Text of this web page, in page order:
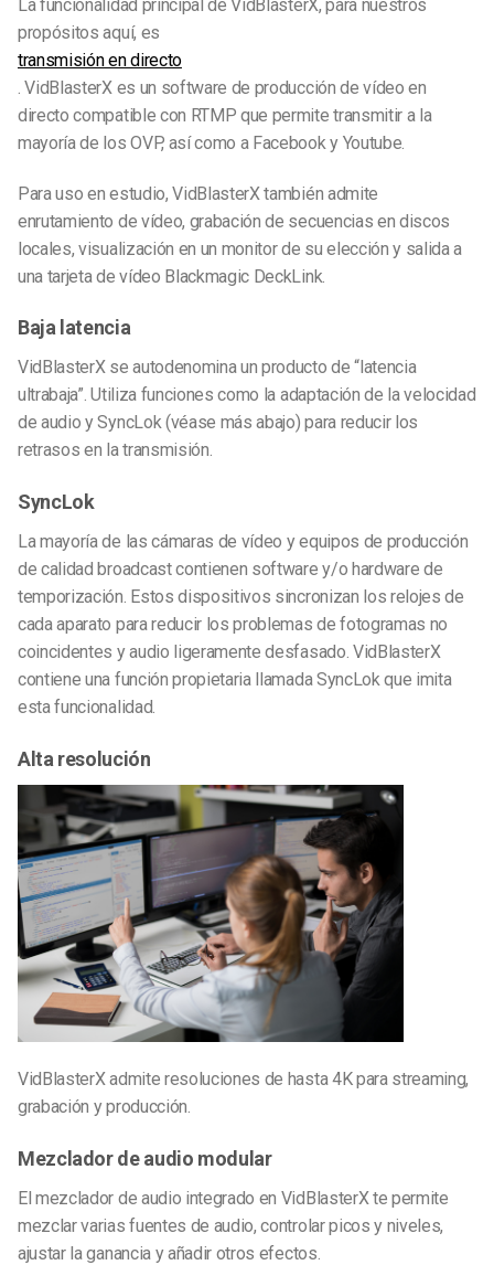
La funcionalidad principal de VidBlasterX, para nuestros
propósitos aquí, es
transmisión en directo
. VidBlasterX es un software de producción de vídeo en
directo compatible con RTMP que permite transmitir a la
mayoría de los OVP, así como a Facebook y Youtube.
Para uso en estudio, VidBlasterX también admite
enrutamiento de vídeo, grabación de secuencias en discos
locales, visualización en un monitor de su elección y salida a
una tarjeta de vídeo Blackmagic DeckLink.
Baja latencia
VidBlasterX se autodenomina un producto de “latencia
ultrabaja”. Utiliza funciones como la adaptación de la velocidad
de audio y SyncLok (véase más abajo) para reducir los
retrasos en la transmisión.
SyncLok
La mayoría de las cámaras de vídeo y equipos de producción
de calidad broadcast contienen software y/o hardware de
temporización. Estos dispositivos sincronizan los relojes de
cada aparato para reducir los problemas de fotogramas no
coincidentes y audio ligeramente desfasado. VidBlasterX
contiene una función propietaria llamada SyncLok que imita
esta funcionalidad.
Alta resolución
VidBlasterX admite resoluciones de hasta 4K para streaming,
grabación y producción.
Mezclador de audio modular
El mezclador de audio integrado en VidBlasterX te permite
mezclar varias fuentes de audio, controlar picos y niveles,
ajustar la ganancia y añadir otros efectos.